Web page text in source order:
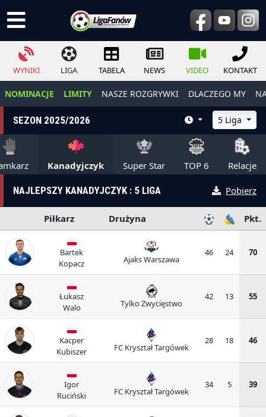
WYNIKI LIGA TABELA NEWS VIDEO KONTAKT
NOMINACJE LIMITY NASZE ROZGRYWKI DLACZEGO MY
SEZON 2025/2026 5 Liga
Kanadyjczyk Super Star TOP 6 Relacje
NAJLEPSZY KANADYJCZYK : 5 LIGA Pobierz
Piłkarz Drużyna Pkt.
Bartek
Kopacz
Ajaks Warszawa
46 24 70
Łukasz
Walo
Tylko Zwycięstwo
42 13 55
Kacper
Kubiszer
FC Kryształ Targówek
28 18 46
Igor
Ruciński
FC Kryształ Targówek
34 5 39